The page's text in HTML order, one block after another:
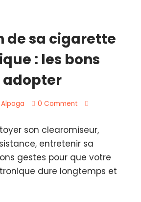
de sa cigarette
: les bons
adopter
Alpaga
0 Comment
son clearomiseur,
entretenir sa
gestes pour que votre
dure longtemps et